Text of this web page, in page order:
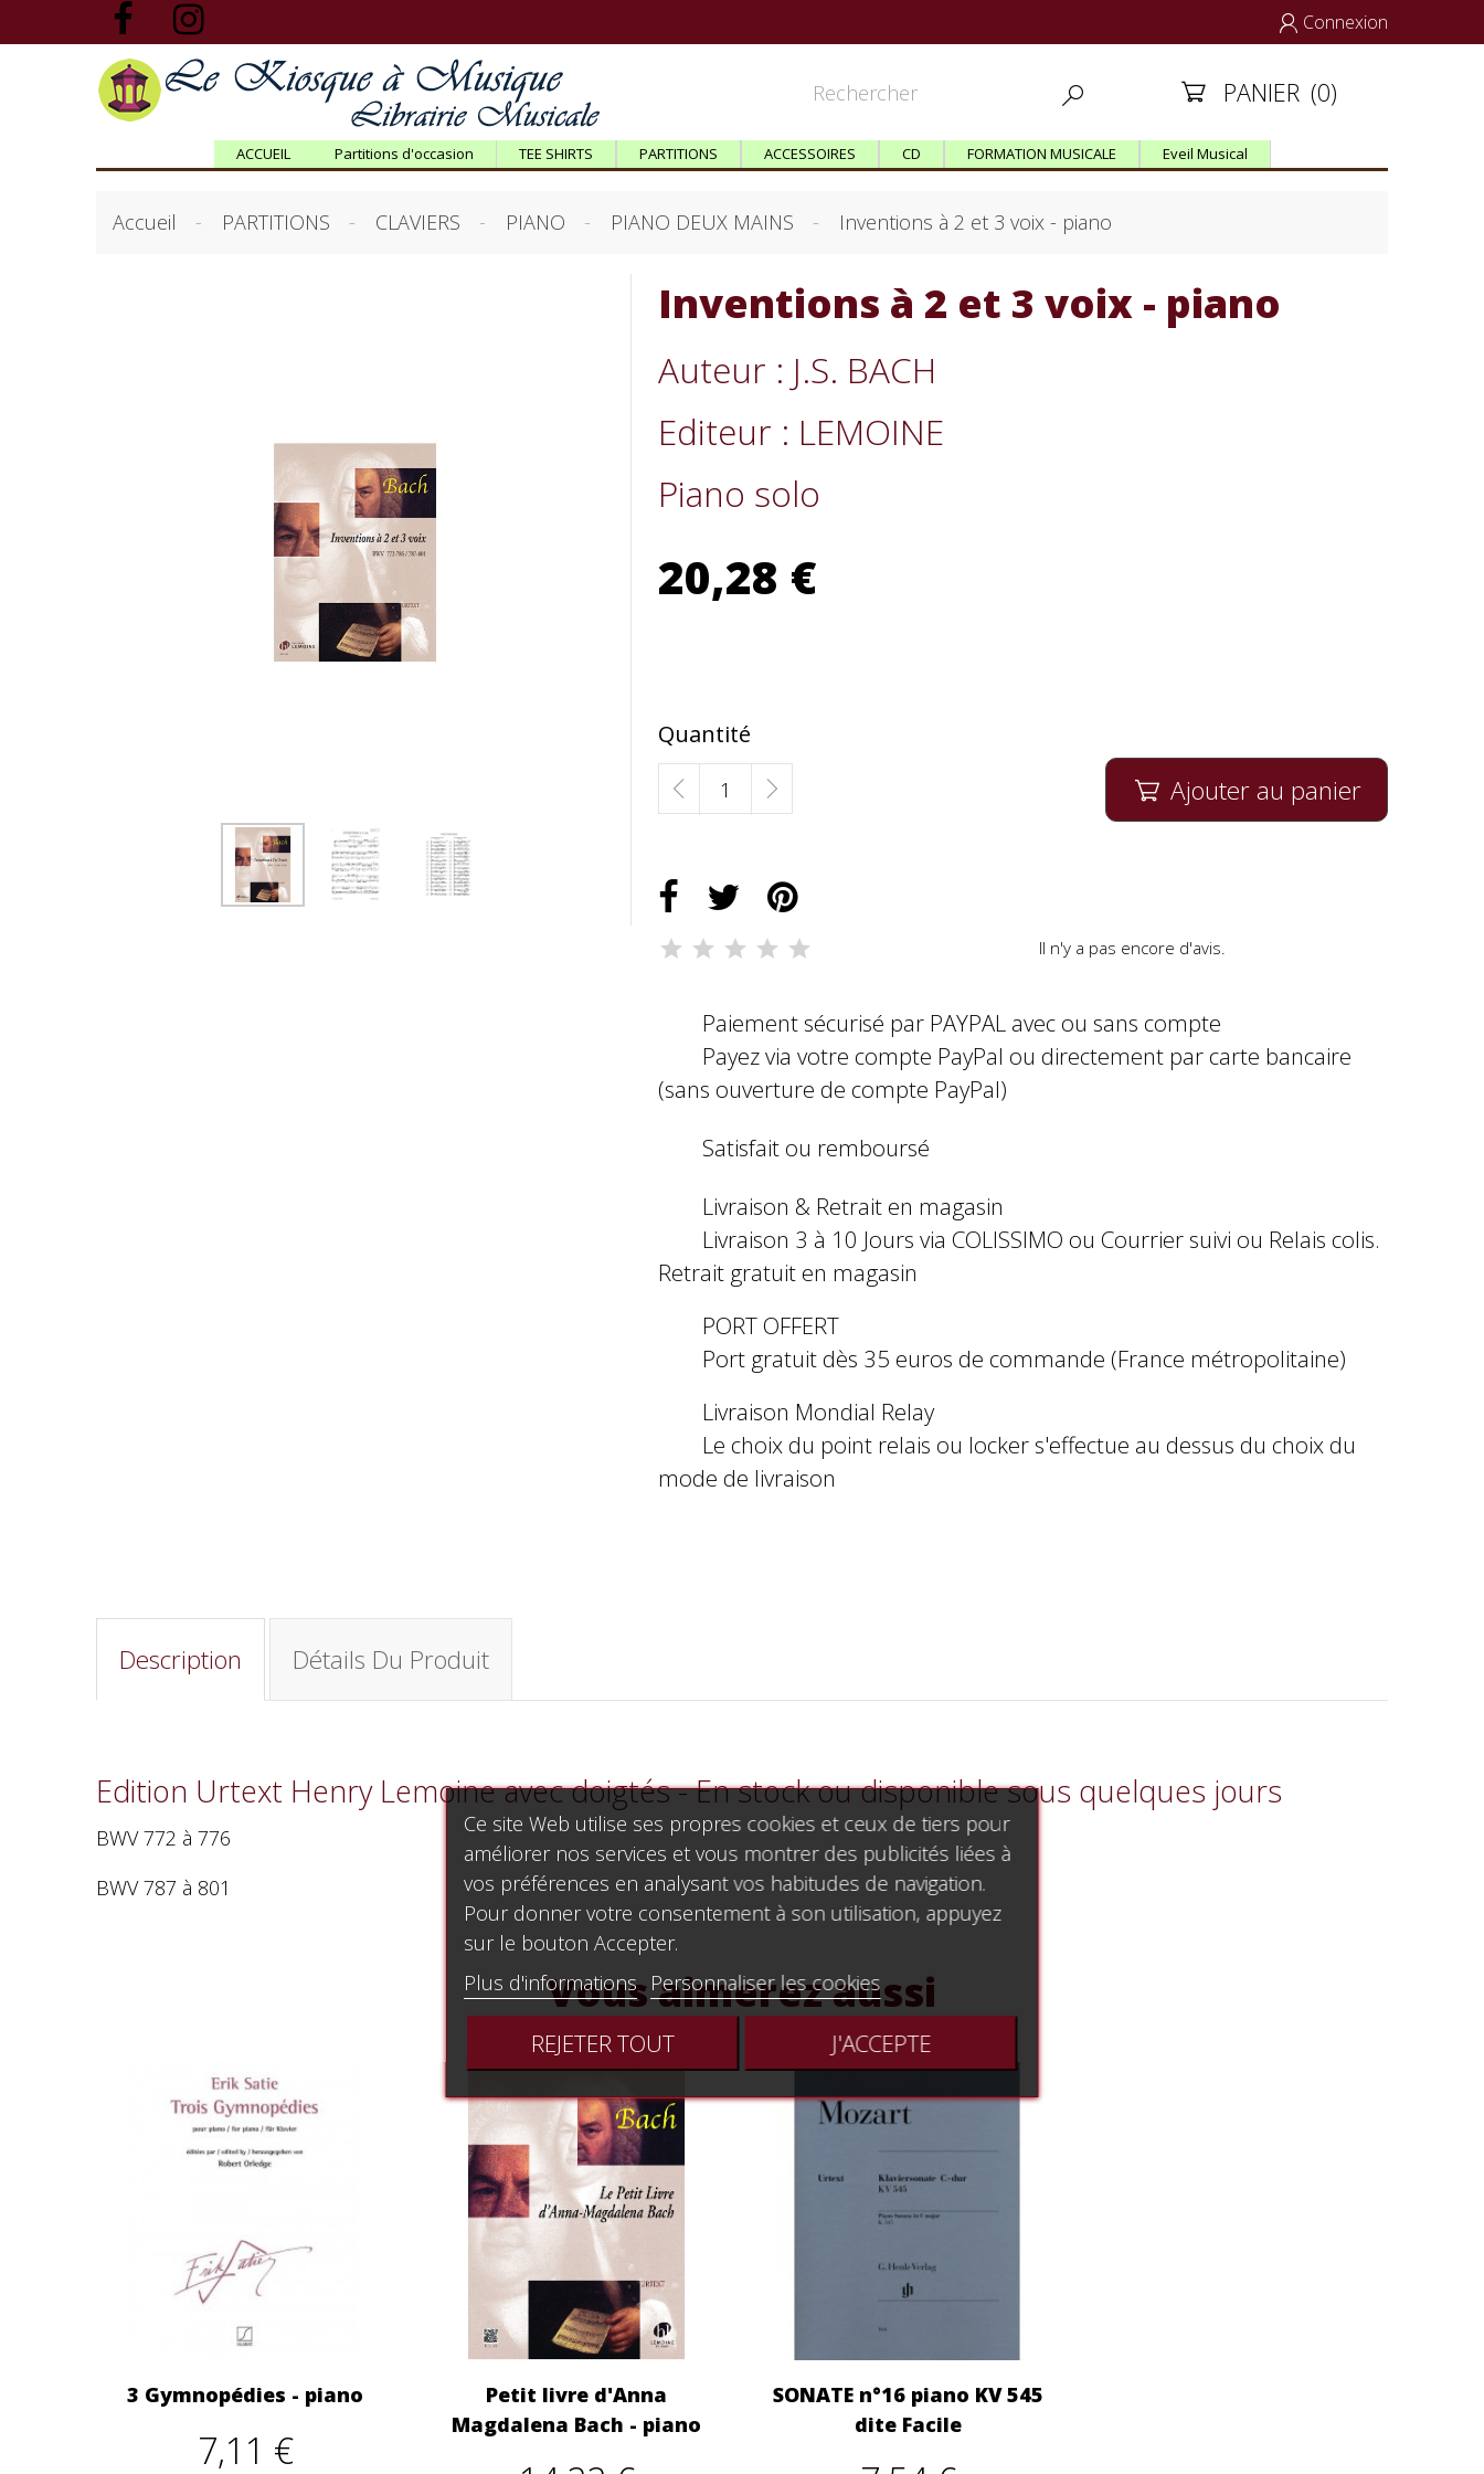
 Connexion
  PANIER (0)
ACCUEIL Partitions d'occasion TEE SHIRTS PARTITIONS ACCESSOIRES CD FORMATION MUSICALE Eveil Musical
Accueil PARTITIONS CLAVIERS PIANO PIANO DEUX MAINS Inventions à 2 et 3 voix - piano
Inventions à 2 et 3 voix - piano
Auteur : J.S. BACH
Editeur : LEMOINE
Piano solo
20,28 €
Quantité
 Ajouter au panier
Il n'y a pas encore d'avis.
Paiement sécurisé par PAYPAL avec ou sans compte
Payez via votre compte PayPal ou directement par carte bancaire
(sans ouverture de compte PayPal)
Satisfait ou remboursé
Livraison & Retrait en magasin
Livraison 3 à 10 Jours via COLISSIMO ou Courrier suivi ou Relais colis.
Retrait gratuit en magasin
PORT OFFERT
Port gratuit dès 35 euros de commande (France métropolitaine)
Livraison Mondial Relay
Le choix du point relais ou locker s'effectue au dessus du choix du
mode de livraison
Description Détails Du Produit
Edition Urtext Henry Lemoine avec doigtés - En stock ou disponible sous quelques jours
BWV 772 à 776
BWV 787 à 801
Vous aimerez aussi
3 Gymnopédies - piano
7,11 €
Petit livre d'Anna
Magdalena Bach - piano
SONATE n°16 piano KV 545
dite Facile
Ce site Web utilise ses propres cookies et ceux de tiers pour
améliorer nos services et vous montrer des publicités liées à
vos préférences en analysant vos habitudes de navigation.
Pour donner votre consentement à son utilisation, appuyez
sur le bouton Accepter.
Plus d'informations
Personnaliser les cookies
REJETER TOUT J'ACCEPTE